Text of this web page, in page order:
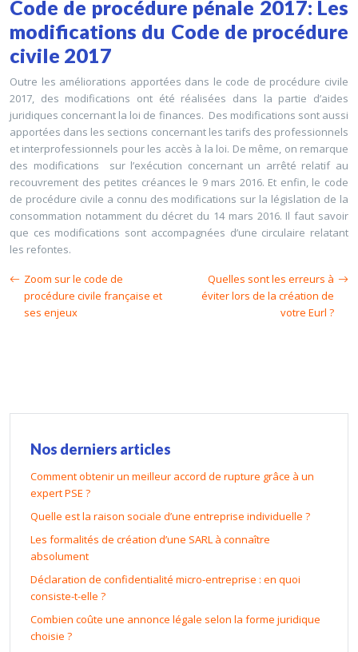
Code de procédure pénale 2017: Les
modifications du Code de procédure
civile 2017
Outre les améliorations apportées dans le code de procédure civile
2017, des modifications ont été réalisées dans la partie d’aides
juridiques concernant la loi de finances. Des modifications sont aussi
apportées dans les sections concernant les tarifs des professionnels
et interprofessionnels pour les accès à la loi. De même, on remarque
des modifications sur l’exécution concernant un arrêté relatif au
recouvrement des petites créances le 9 mars 2016. Et enfin, le code
de procédure civile a connu des modifications sur la législation de la
consommation notamment du décret du 14 mars 2016. Il faut savoir
que ces modifications sont accompagnées d’une circulaire relatant
les refontes.
Zoom sur le code de
procédure civile française et
ses enjeux
Quelles sont les erreurs à
éviter lors de la création de
votre Eurl ?
Nos derniers articles
Comment obtenir un meilleur accord de rupture grâce à un
expert PSE ?
Quelle est la raison sociale d’une entreprise individuelle ?
Les formalités de création d’une SARL à connaître
absolument
Déclaration de confidentialité micro-entreprise : en quoi
consiste-t-elle ?
Combien coûte une annonce légale selon la forme juridique
choisie ?